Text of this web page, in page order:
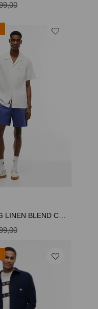
Erkek TJM REG LINEN BLEND CAMP SS EXT DM0DM23058-THYBL